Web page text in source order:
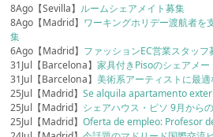
8Ago【Sevilla】 ルームシェアメイト募集
8Ago【Madrid】 ワーキングホリデー渡航者を
集
6Ago【Madrid】 ファッションEC営業スタッフ
31Jul【Barcelona】家具付きPisoのシェアメー
31Jul【Barcelona】美術系アーティストに最
25Jul【Madrid】Se alquila apartamento
25Jul【Madrid】 シェアハウス・ピソ 9月から
25Jul【Madrid】Oferta de empleo: Profesor